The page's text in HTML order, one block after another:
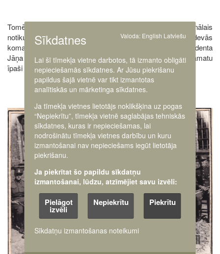
Tomēr 5. Cēsu kājnieku pulka nozīmīgākais profesionālais
notikums norisinājās 1926. gadā, kad orķestris devās
komandējumā uz Helsinkiem, lai nodrošinātu Valsts prezidenta
Jāņa Čakstes vizīti Somijā. Šāds brauciens sniedza pamatu
īpaši lielai atzinībai.
Image
Sīkdatnes Valoda: English Latviešu
Lai šī tīmekļa vietne darbotos, tā izmanto obligāti
nepieciešamās sīkdatnes. Ar Jūsu piekrišanu
papildus šajā vietnē var tikt izmantotas
analītiskās un mārketinga sīkdatnes.
Ja tīmekļa vietnes lietotājs noklikšķina uz pogas
“Nepiekrītu”, tīmekļa vietnē saglabājas tehniskās
sīkdatnes, kuras ir nepieciešamas, lai
nodrošinātu tīmekļa vietnes darbību un kuru
izmantošanai nav nepieciešams iegūt lietotāja
piekrišanu.
Ja piekrītat šo papildu sīkdatņu
izmantošanai, lūdzu, atzīmējiet savu izvēli:
Pielāgot
izvēli
Nepiekrītu Piekrītu
Sīkdatņu izmantošanas noteikumi